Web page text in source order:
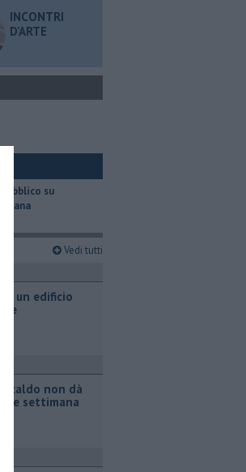
INCONTRI
D'ARTE
su
Vedi tutti
in un edificio
caldo non dà
fine settimana